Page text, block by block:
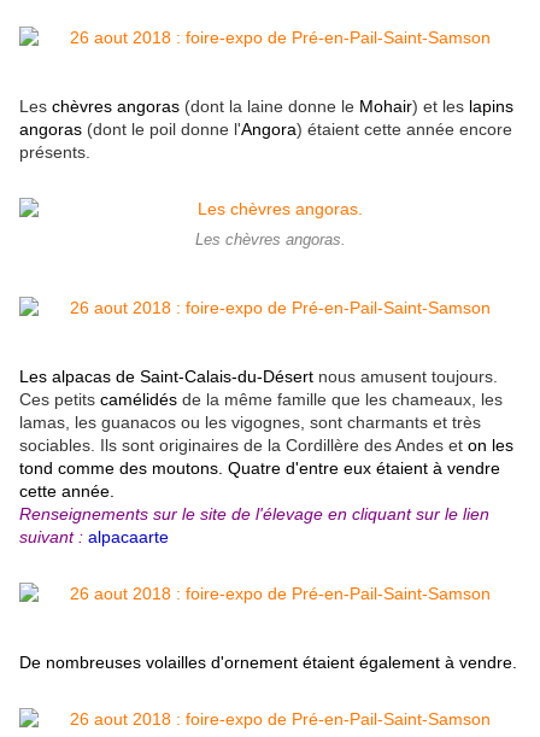
Les chèvres angoras (dont la laine donne le Mohair) et les lapins
angoras (dont le poil donne l'Angora) étaient cette année encore
présents.
Les chèvres angoras.
Les alpacas de Saint-Calais-du-Désert nous amusent toujours.
Ces petits camélidés de la même famille que les chameaux, les
lamas, les guanacos ou les vigognes, sont charmants et très
sociables. Ils sont originaires de la Cordillère des Andes et on les
tond comme des moutons. Quatre d'entre eux étaient à vendre
cette année.
Renseignements sur le site de l'élevage en cliquant sur le lien
suivant : alpacaarte
De nombreuses volailles d'ornement étaient également à vendre.